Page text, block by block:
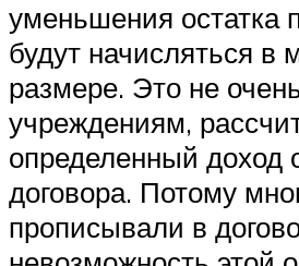
уменьшения остатка
будут начисляться в
размере. Это не
учреждениям,
определенный доход
договора. Потому
прописывали в